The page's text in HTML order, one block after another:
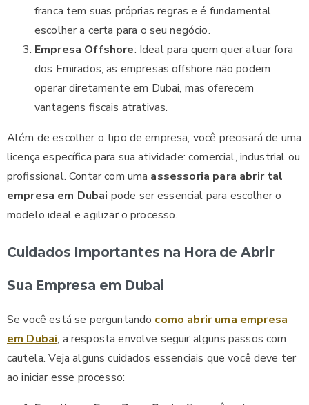
franca tem suas próprias regras e é fundamental
escolher a certa para o seu negócio.
Empresa Offshore: Ideal para quem quer atuar fora
dos Emirados, as empresas offshore não podem
operar diretamente em Dubai, mas oferecem
vantagens fiscais atrativas.
Além de escolher o tipo de empresa, você precisará de uma
licença específica para sua atividade: comercial, industrial ou
profissional. Contar com uma assessoria para abrir tal
empresa em Dubai pode ser essencial para escolher o
modelo ideal e agilizar o processo.
Cuidados Importantes na Hora de Abrir
Sua Empresa em Dubai
Se você está se perguntando como abrir uma empresa
em Dubai, a resposta envolve seguir alguns passos com
cautela. Veja alguns cuidados essenciais que você deve ter
ao iniciar esse processo: